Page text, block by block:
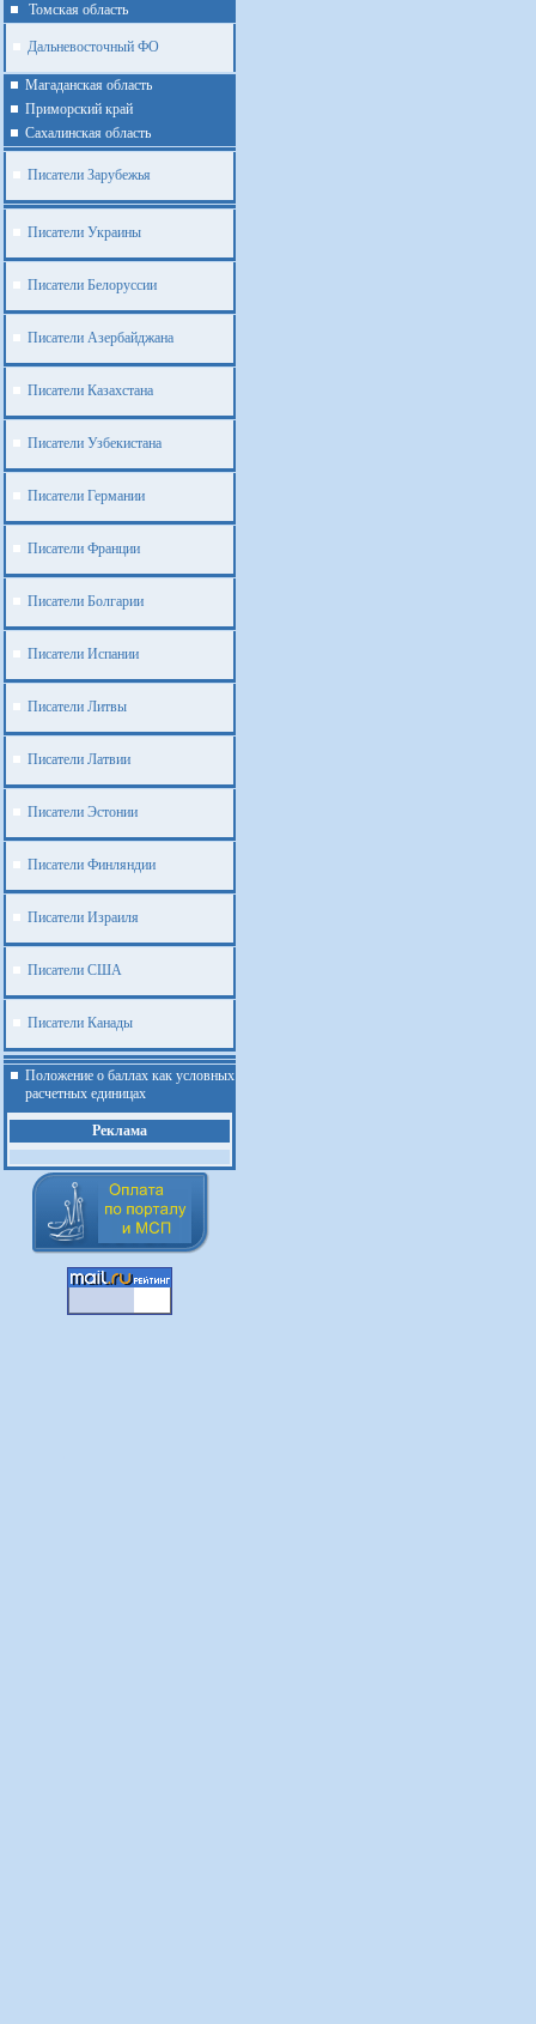
Томская область
Дальневосточный ФО
Магаданская область
Приморский край
Cахалинская область
Писатели Зарубежья
Писатели Украины
Писатели Белоруссии
Писатели Азербайджана
Писатели Казахстана
Писатели Узбекистана
Писатели Германии
Писатели Франции
Писатели Болгарии
Писатели Испании
Писатели Литвы
Писатели Латвии
Писатели Эстонии
Писатели Финляндии
Писатели Израиля
Писатели США
Писатели Канады
Положение о баллах как условных
расчетных единицах
Реклама